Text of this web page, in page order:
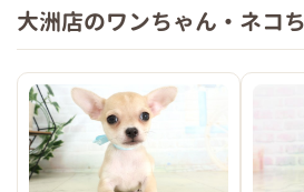
大洲店のワンちゃん・ネコ